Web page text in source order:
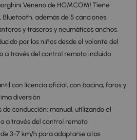
Veneno de HOMCOM! Tiene
Bluetooth, además de 5 canciones
y traseros y neumáticos anchos.
por los niños desde el volante del
a través del control remoto incluido.
con licencia oficial, con bocina, faros y
diversión
de conducción: manual, utilizando el
a través del control remoto
3-7 km/h para adaptarse a las